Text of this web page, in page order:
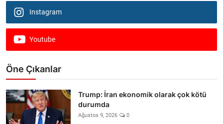
Instagram
Youtube
Öne Çıkanlar
Trump: İran ekonomik olarak çok kötü
durumda
Ağustos 9, 2026 0